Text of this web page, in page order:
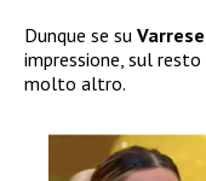
Dunque se su Varrese
impressione, sul resto
molto altro.